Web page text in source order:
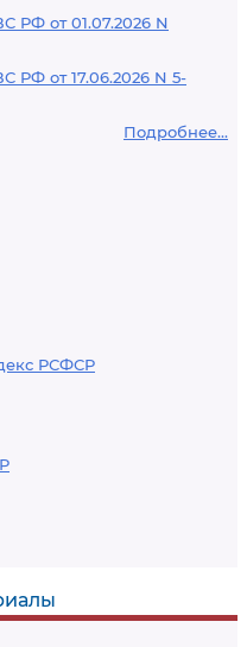
РФ от 01.07.2026 N
РФ от 17.06.2026 N 5-
Подробнее...
РСФСР